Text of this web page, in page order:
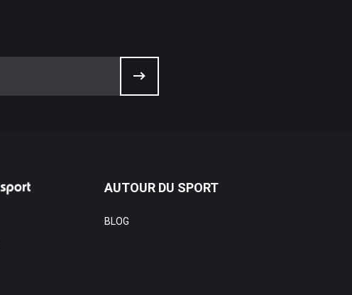
AUTOUR DU SPORT
BLOG